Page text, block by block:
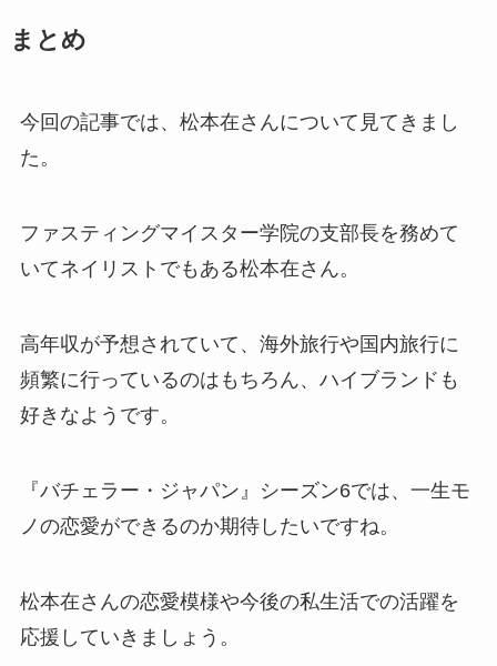
まとめ
今回の記事では、松本在さんについて見てきまし
た。
ファスティングマイスター学院の支部長を務めて
いてネイリストでもある松本在さん。
高年収が予想されていて、海外旅行や国内旅行に
頻繁に行っているのはもちろん、ハイブランドも
好きなようです。
『バチェラー・ジャパン』シーズン6では、一生モ
ノの恋愛ができるのか期待したいですね。
松本在さんの恋愛模様や今後の私生活での活躍を
応援していきましょう。